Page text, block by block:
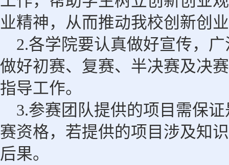
业精神，从而推动我校创新创
2.各学院要认真做好宣传，
做好初赛、复赛、半决赛及决
指导工作。
3.参赛团队提供的项目需保
赛资格，若提供的项目涉及知
后果。